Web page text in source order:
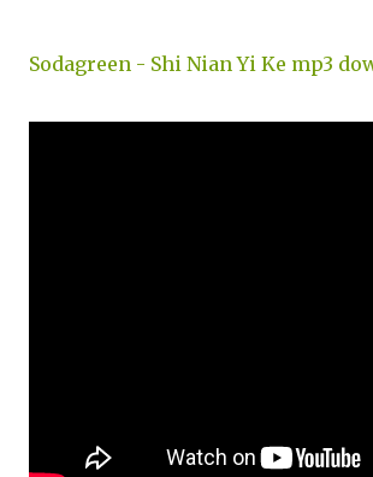
Sodagreen - Shi Nian Yi Ke mp3